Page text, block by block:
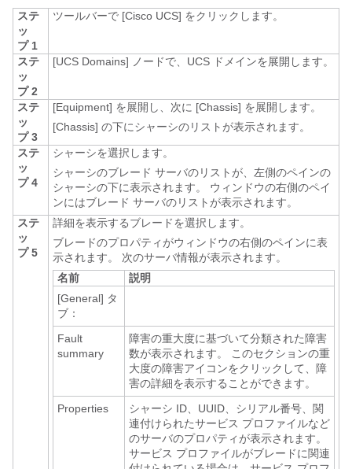
ステ
ッ
プ 1
ツールバーで [Cisco UCS] をクリックします。
ステ
ッ
プ 2
[UCS Domains] ノードで、UCS ドメインを展開します。
ステ
ッ
プ 3
[Equipment] を展開し、次に [Chassis] を展開します。
[Chassis] の下にシャーシのリストが表示されます。
ステ
ッ
プ 4
シャーシを選択します。
シャーシのブレード サーバのリストが、左側のペインの
シャーシの下に表示されます。 ウィンドウの右側のペイ
ンにはブレード サーバのリストが表示されます。
ステ
ッ
プ 5
詳細を表示するブレードを選択します。
ブレードのプロパティがウィンドウの右側のペインに表
示されます。 次のサーバ情報が表示されます。
名前
説明
[General] タ
ブ：
Fault
summary
障害の重大度に基づいて分類された障害
数が表示されます。 このセクションの重
大度の障害アイコンをクリックして、障
害の詳細を表示することができます。
Properties
シャーシ ID、UUID、シリアル番号、関
連付けられたサービス プロファイルなど
のサーバのプロパティが表示されます。
サービス プロファイルがブレードに関連